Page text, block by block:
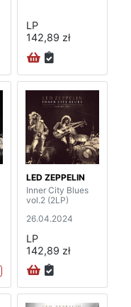
LP
142,89 zł
LED ZEPPELIN
Inner City Blues
vol.2 (2LP)
26.04.2024
LP
142,89 zł